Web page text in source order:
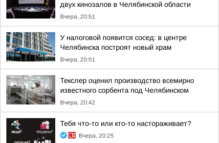
двух кинозалов в Челябинской области
Вчера, 20:51
У налоговой появится сосед: в центре
Челябинска построят новый храм
Вчера, 20:51
Текслер оценил производство всемирно
известного сорбента под Челябинском
Вчера, 20:42
Тебя что-то или кто-то настораживает?
Вчера, 20:25